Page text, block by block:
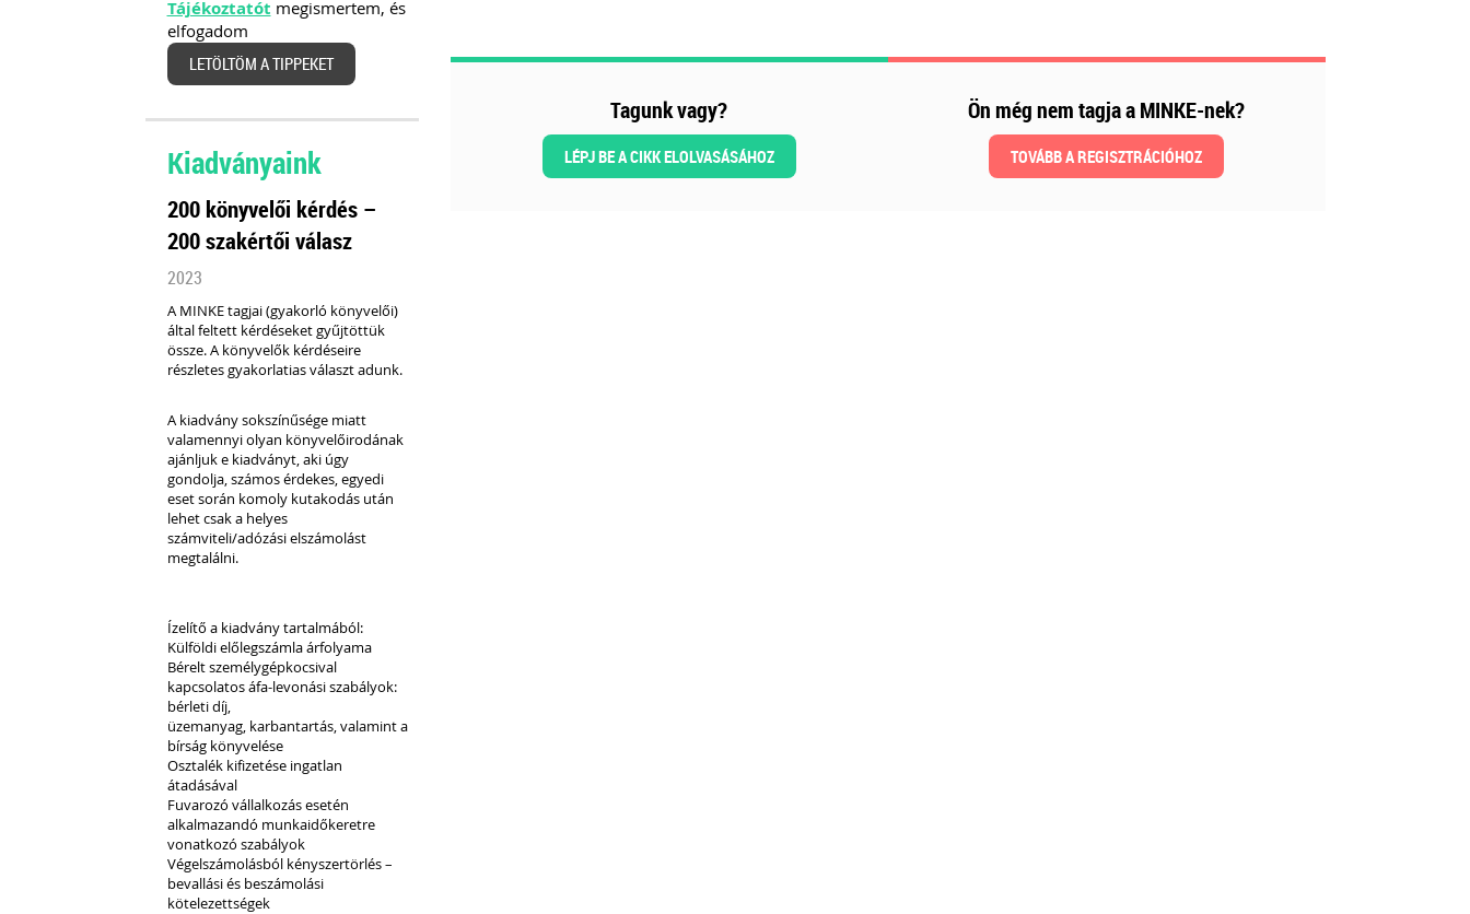
Tagunk vagy?
LÉPJ BE A CIKK ELOLVASÁSÁHOZ
Ön még nem tagja a MINKE-nek?
TOVÁBB A REGISZTRÁCIÓHOZ
Tájékoztatót megismertem, és
elfogadom
LETÖLTÖM A TIPPEKET
Kiadványaink
200 könyvelői kérdés –
200 szakértői válasz
2023
A MINKE tagjai (gyakorló könyvelői)
által feltett kérdéseket gyűjtöttük
össze.A könyvelők kérdéseire
részletes gyakorlatias választ adunk.
A kiadvány sokszínűsége miatt
valamennyi olyan könyvelőirodának
ajánljuk e kiadványt, aki úgy
gondolja, számos érdekes, egyedi
eset során komoly kutakodás után
lehet csak a helyes
számviteli/adózási elszámolást
megtalálni.
Ízelítő a kiadvány tartalmából:
Külföldi előlegszámla árfolyama
Bérelt személygépkocsival
kapcsolatos áfa-levonási szabályok:
bérleti díj,
üzemanyag, karbantartás, valamint a
bírság könyvelése
Osztalék kifizetése ingatlan
átadásával
Fuvarozó vállalkozás esetén
alkalmazandó munkaidőkeretre
vonatkozó szabályok
Végelszámolásból kényszertörlés –
bevallási és beszámolási
kötelezettségek